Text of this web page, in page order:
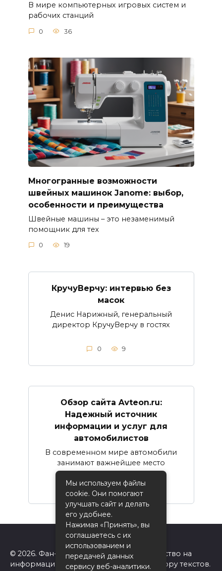
В мире компьютерных игровых систем и
рабочих станций
0 36
Многогранные возможности
швейных машинок Janome: выбор,
особенности и преимущества
Швейные машины – это незаменимый
помощник для тех
0 19
КручуВерчу: интервью без
масок
Денис Нарижный, генеральный
директор КручуВерчу в гостях
0 9
Обзор сайта Avteon.ru:
Надежный источник
информации и услуг для
автомобилистов
В современном мире автомобили
занимают важнейшее место
0 16
© 2026. Фан-сайт Одноклассники. Авторство на
информацию на сайте принадлежит автору текстов.
Мы используем файлы
cookie. Они помогают
улучшать сайт и делать
его удобнее.
Нажимая «Принять», вы
соглашаетесь с их
использованием и
передачей данных
сервису веб-аналитики.